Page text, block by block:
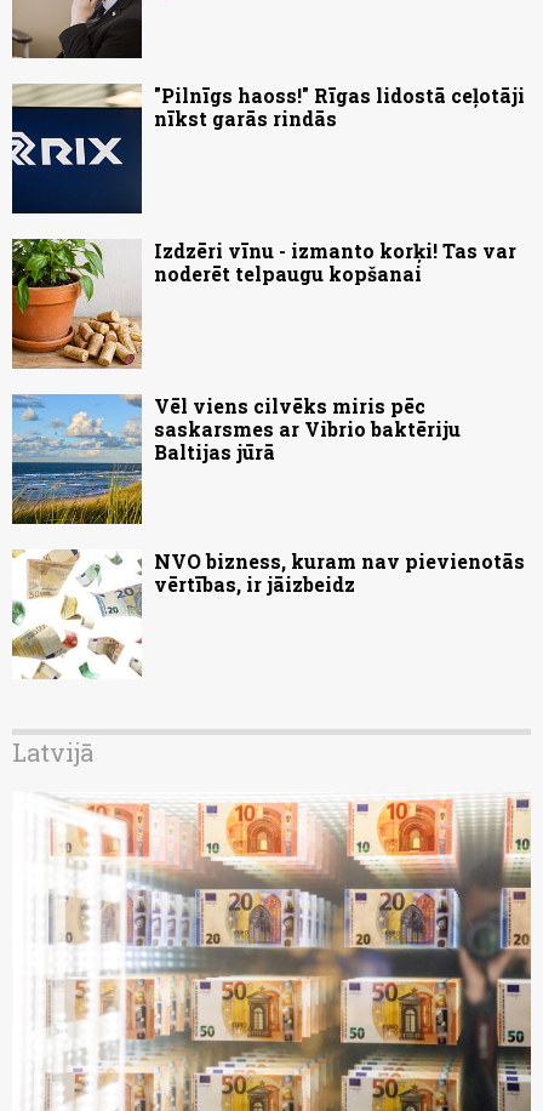
"Pilnīgs haoss!" Rīgas lidostā ceļotāji
nīkst garās rindās
Izdzēri vīnu - izmanto korķi! Tas var
noderēt telpaugu kopšanai
Vēl viens cilvēks miris pēc
saskarsmes ar Vibrio baktēriju
Baltijas jūrā
NVO bizness, kuram nav pievienotās
vērtības, ir jāizbeidz
Latvijā